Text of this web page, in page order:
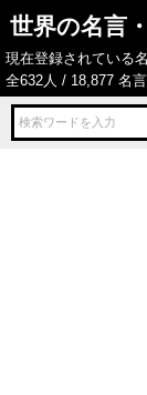
世界の名言
現在登録されている
全632人 / 18,877 名言